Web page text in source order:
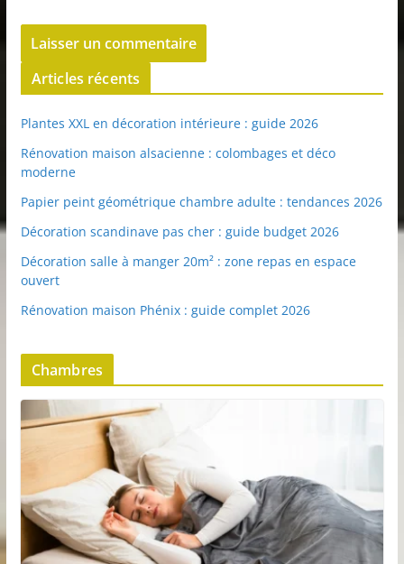
Articles récents
Plantes XXL en décoration intérieure : guide 2026
Rénovation maison alsacienne : colombages et déco
moderne
Papier peint géométrique chambre adulte : tendances 2026
Décoration scandinave pas cher : guide budget 2026
Décoration salle à manger 20m² : zone repas en espace
ouvert
Rénovation maison Phénix : guide complet 2026
Chambres